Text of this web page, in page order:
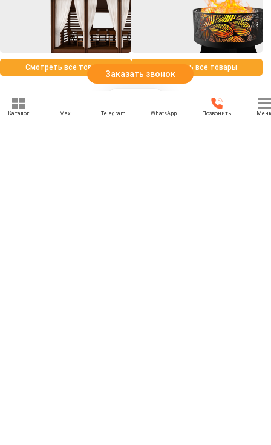
Смотреть все товары Смотреть все товары
Заказать звонок
Каталог Max Telegram WhatsApp Позвонить